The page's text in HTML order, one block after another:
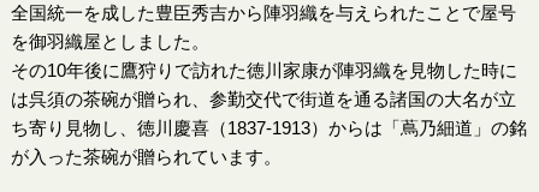
全国統一を成した豊臣秀吉から陣羽織を与えられたことで屋号
を御羽織屋としました。
その10年後に鷹狩りで訪れた徳川家康が陣羽織を見物した時に
は呉須の茶碗が贈られ、参勤交代で街道を通る諸国の大名が立
ち寄り見物し、徳川慶喜（1837-1913）からは「蔦乃細道」の銘
が入った茶碗が贈られています。